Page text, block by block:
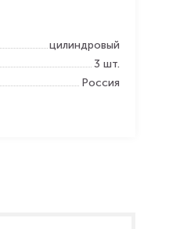
цилиндровый
3 шт.
Россия